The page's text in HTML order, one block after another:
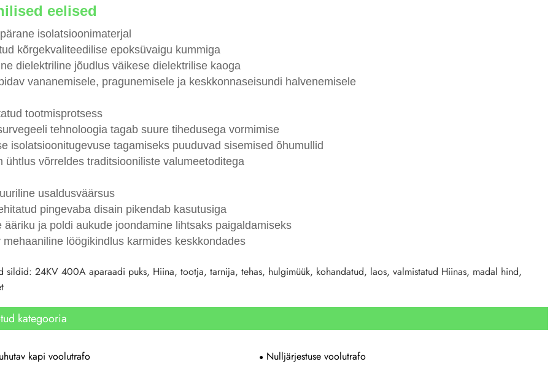
eelised
isolatsioonimaterjal
kõrgekvaliteedilise epoksüvaigu kummiga
dielektriline jõudlus väikese dielektrilise kaoga
vananemisele, pragunemisele ja keskkonnaseisundi halvenemisele
tootmisprotsess
tehnoloogia tagab suure tihedusega vormimise
isolatsioonitugevuse tagamiseks puuduvad sisemised õhumullid
ühtlus võrreldes traditsiooniliste valumeetoditega
usaldusväärsus
pingevaba disain pikendab kasutusiga
ääriku ja poldi aukude joondamine lihtsaks paigaldamiseks
mehaaniline löögikindlus karmides keskkondades
sildid: 24KV 400A aparaadi puks, Hiina, tootja, tarnija, tehas, hulgimüük, kohandatud, laos, valmistatud Hiinas, madal hind,
kategooria
kapi voolutrafo
Nulljärjestuse voolutrafo